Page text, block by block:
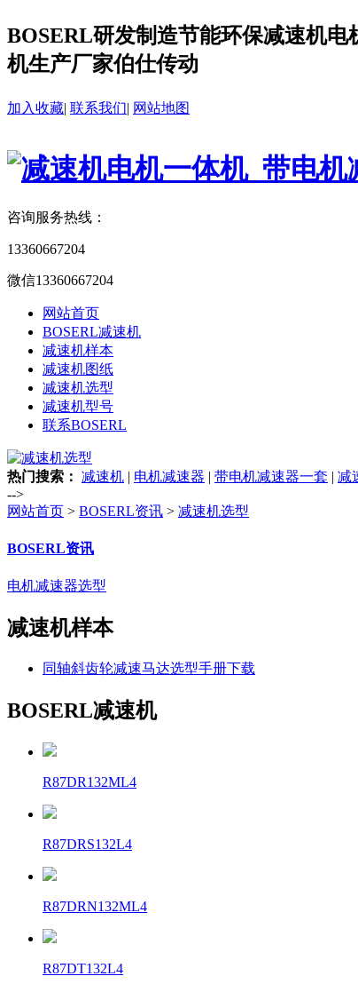
BOSERL研发制造节能环保减速机电
机生产厂家伯仕传动
加入收藏| 联系我们| 网站地图
咨询服务热线：
13360667204
微信13360667204
网站首页
BOSERL减速机
减速机样本
减速机图纸
减速机选型
减速机型号
联系BOSERL
热门搜索： 减速机 | 电机减速器 | 带电机减速器一套 | 减
-->
网站首页 > BOSERL资讯 > 减速机选型
BOSERL资讯
电机减速器选型
减速机样本
同轴斜齿轮减速马达选型手册下载
BOSERL减速机
R87DR132ML4
R87DRS132L4
R87DRN132ML4
R87DT132L4